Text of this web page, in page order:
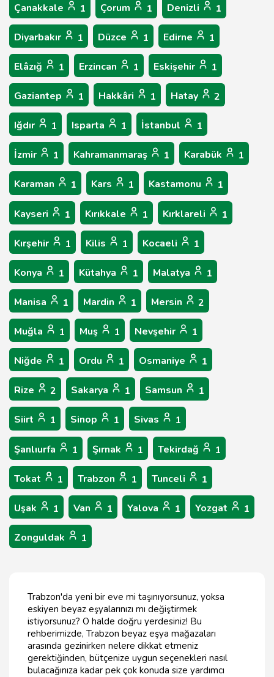
Çanakkale 1 Çorum 1 Denizli 1
Diyarbakır 1 Düzce 1 Edirne 1
Elâzığ 1 Erzincan 1 Eskişehir 1
Gaziantep 1 Hakkâri 1 Hatay 2
Iğdır 1 Isparta 1 İstanbul 1
İzmir 1 Kahramanmaraş 1 Karabük 1
Karaman 1 Kars 1 Kastamonu 1
Kayseri 1 Kırıkkale 1 Kırklareli 1
Kırşehir 1 Kilis 1 Kocaeli 1
Konya 1 Kütahya 1 Malatya 1
Manisa 1 Mardin 1 Mersin 2
Muğla 1 Muş 1 Nevşehir 1
Niğde 1 Ordu 1 Osmaniye 1
Rize 2 Sakarya 1 Samsun 1
Siirt 1 Sinop 1 Sivas 1
Şanlıurfa 1 Şırnak 1 Tekirdağ 1
Tokat 1 Trabzon 1 Tunceli 1
Uşak 1 Van 1 Yalova 1 Yozgat 1
Zonguldak 1
Trabzon'da yeni bir eve mi taşınıyorsunuz, yoksa
eskiyen beyaz eşyalarınızı mı değiştirmek
istiyorsunuz? O halde doğru yerdesiniz! Bu
rehberimizde, Trabzon beyaz eşya mağazaları
arasında gezinirken nelere dikkat etmeniz
gerektiğinden, bütçenize uygun seçenekleri nasıl
bulacağınıza kadar pek çok konuda size yardımcı